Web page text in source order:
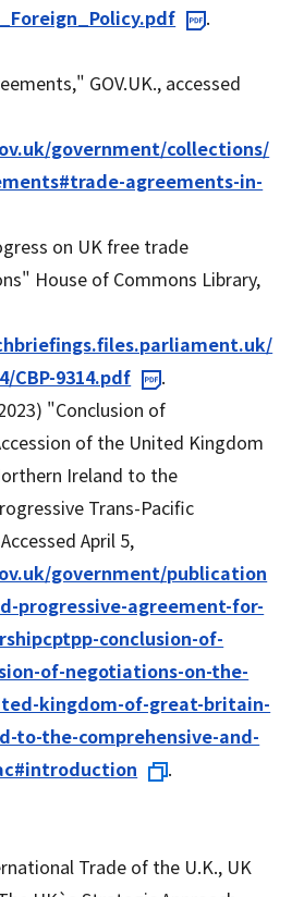
.
GOV.UK., accessed
government/collections/
agreements-in-
on UK free trade
House of Commons Library,
CBP-9314.pdf
.
"Conclusion of
of the United Kingdom
Ireland to the
Trans-Pacific
April 5,
government/publication
progressive-agreement-for-
conclusion-of-
of-negotiations-on-the-
kingdom-of-great-britain-
to-the-comprehensive-and-
.
Trade of the U.K., UK